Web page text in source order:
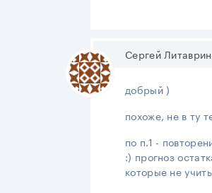
Сергей Литаврин
добрый )
похоже, не в ту
по п.1 -
:) прогноз
которые не